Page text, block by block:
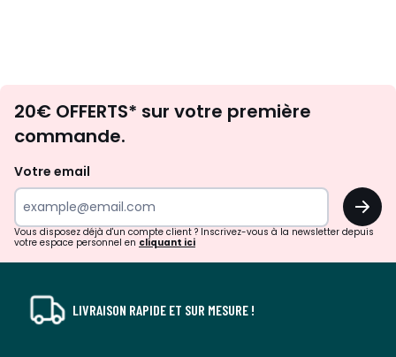
d'inspirations
surprises?
20€ OFFERTS* sur votre première
commande.
Votre email
OK
Vous disposez déjà d'un compte client ? Inscrivez-vous à la newsletter depuis
votre espace personnel en cliquant ici
LIVRAISON RAPIDE ET SUR MESURE !